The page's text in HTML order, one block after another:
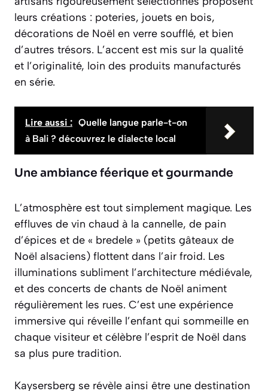
leurs créations : poteries, jouets en bois,
décorations de Noël en verre soufflé, et bien
d’autres trésors. L’accent est mis sur la qualité
et l’originalité, loin des produits manufacturés
en série.
Lire aussi : Quelle langue parle-t-on
à Bali ? découvrez le dialecte local
Une ambiance féerique et gourmande
L’atmosphère est tout simplement magique. Les
effluves de vin chaud à la cannelle, de pain
d’épices et de « bredele » (petits gâteaux de
Noël alsaciens) flottent dans l’air froid. Les
illuminations subliment l’architecture médiévale,
et des concerts de chants de Noël animent
régulièrement les rues. C’est une expérience
immersive qui réveille l’enfant qui sommeille en
chaque visiteur et célèbre l’esprit de Noël dans
sa plus pure tradition.
Kaysersberg se révèle ainsi être une destination